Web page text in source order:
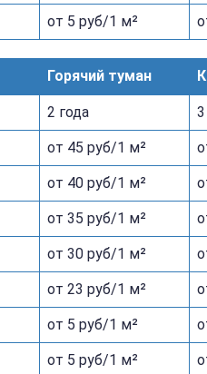
от 5 руб/1 м²
Горячий туман
2 года
от 45 руб/1 м²
от 40 руб/1 м²
от 35 руб/1 м²
от 30 руб/1 м²
от 23 руб/1 м²
от 5 руб/1 м²
от 5 руб/1 м²